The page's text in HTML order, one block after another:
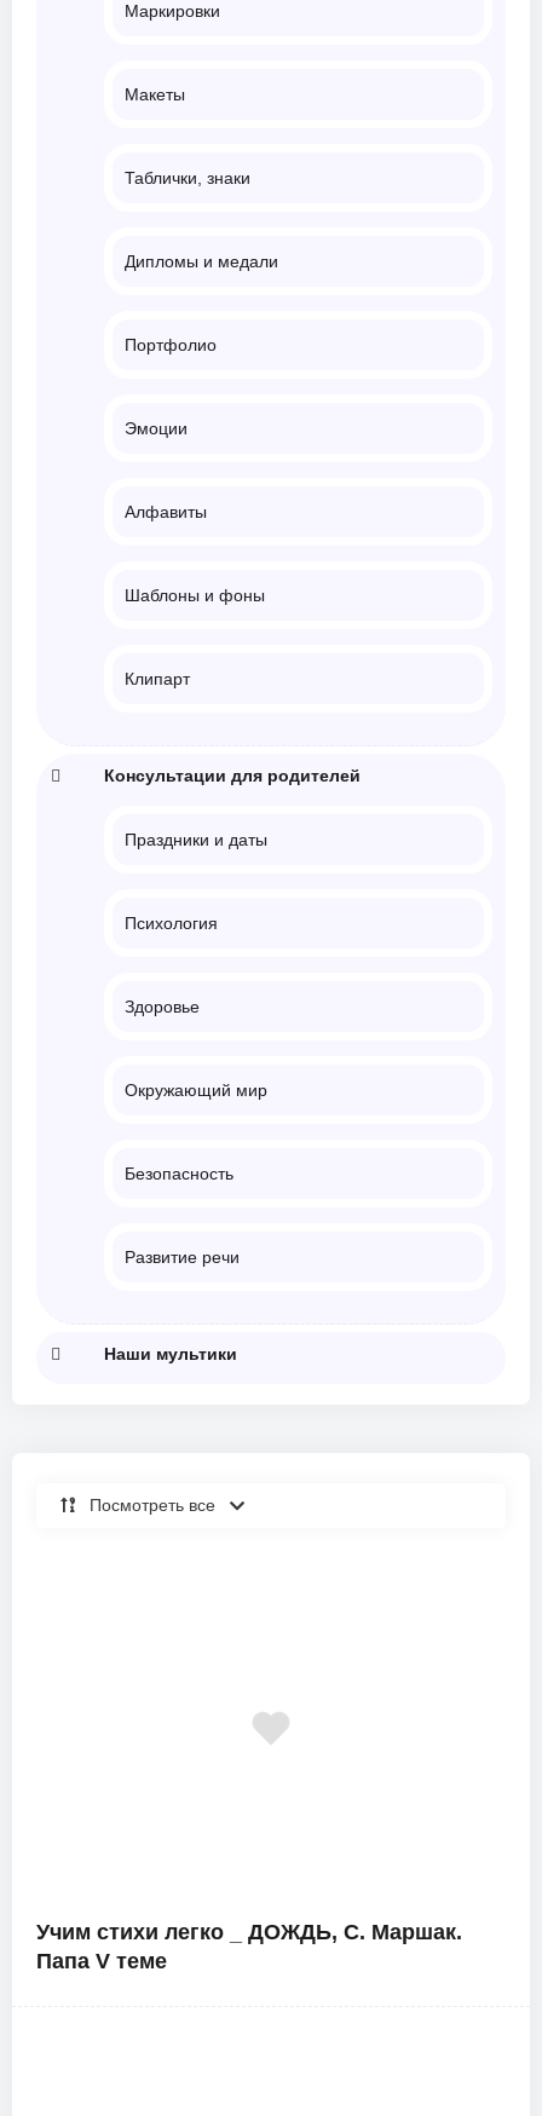
Маркировки
Макеты
Таблички, знаки
Дипломы и медали
Портфолио
Эмоции
Алфавиты
Шаблоны и фоны
Клипарт
Консультации для родителей
Праздники и даты
Психология
Здоровье
Окружающий мир
Безопасность
Развитие речи
Наши мультики
Посмотреть все
Учим стихи легко _ ДОЖДЬ, С. Маршак.
Папа V теме